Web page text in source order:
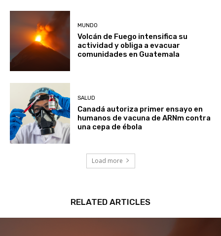
MUNDO
Volcán de Fuego intensifica su
actividad y obliga a evacuar
comunidades en Guatemala
SALUD
Canadá autoriza primer ensayo en
humanos de vacuna de ARNm contra
una cepa de ébola
Load more
RELATED ARTICLES